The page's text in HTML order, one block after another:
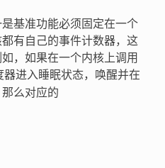
基准功能必须固定在一个
有自己的事件计数器，这
，如果在一个内核上调用
器进入睡眠状态，唤醒并在
么对应的